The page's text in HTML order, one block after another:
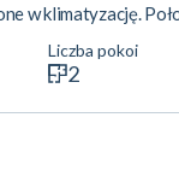
w klimatyzację.
39,99 m2
przedpokój·
Liczba pokoi
2